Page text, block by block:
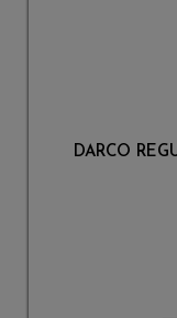
DARCO